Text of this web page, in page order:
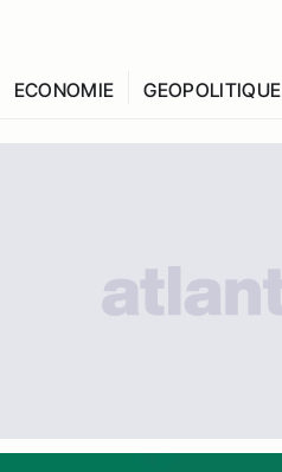
ECONOMIE GEOPOLITIQUE